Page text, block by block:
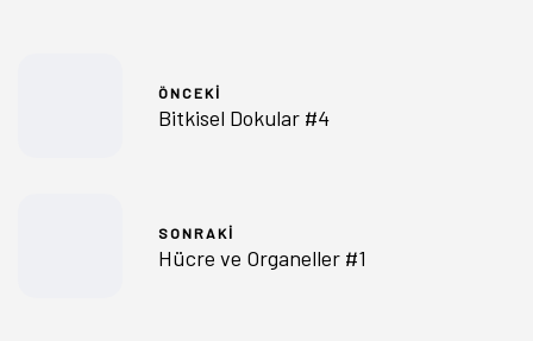
ÖNCEKI
Bitkisel Dokular #4
SONRAKI
Hücre ve Organeller #1